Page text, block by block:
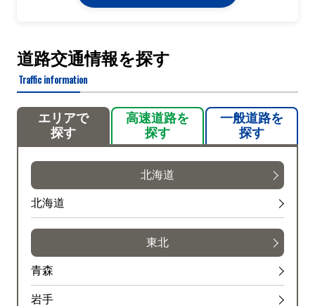
道路交通情報を探す
Traffic information
エリアで
探す
高速道路を
探す
一般道路を
探す
北海道
北海道
東北
青森
岩手